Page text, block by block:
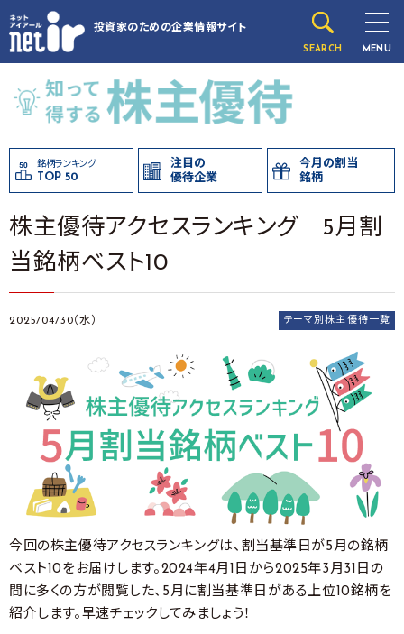
投資家のための企業情報サイト
SEARCH MENU
銘柄ランキング
TOP 50
注目の
優待企業
今月の割当
銘柄
株主優待アクセスランキング 5月割
当銘柄ベスト10
2025/04/30（水） テーマ別株主優待一覧
今回の株主優待アクセスランキングは、割当基準日が5月の銘柄
ベスト10をお届けします。2024年4月1日から2025年3月31日の
間に多くの方が閲覧した、5月に割当基準日がある上位10銘柄を
紹介します。早速チェックしてみましょう！